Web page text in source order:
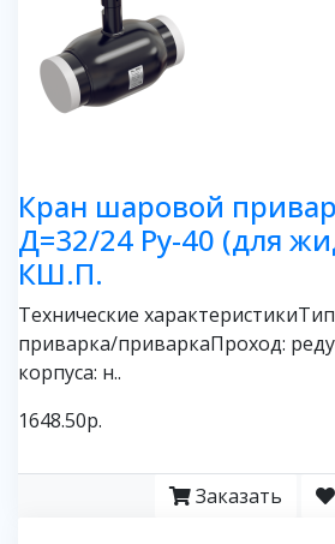
Кран шаровой
Д=32/24 Ру-40 (для
КШ.П.
Технические
приварка/приваркаПроход:
корпуса: н..
1648.50р.
Заказать